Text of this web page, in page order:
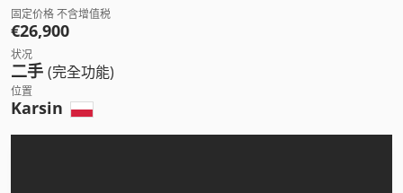
固定价格 不含增值税
€26,900
状况
二手 (完全功能)
位置
Karsin